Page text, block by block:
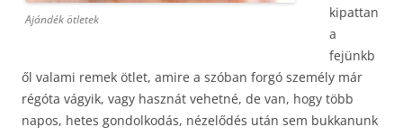
Ajándék ötletek
kipattan
a
fejünkb
ől valami remek ötlet, amire a szóban forgó személy már
régóta vágyik, vagy hasznát vehetné, de van, hogy több
napos, hetes gondolkodás, nézelődés után sem bukkanunk